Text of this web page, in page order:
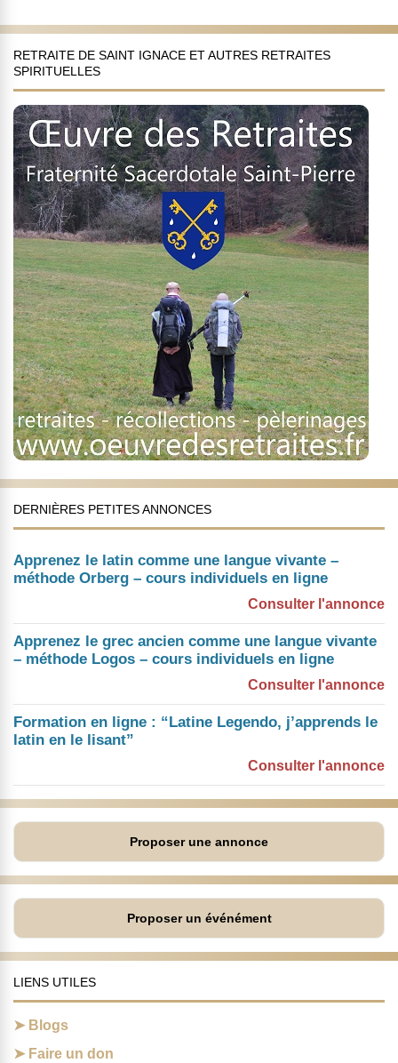
RETRAITE DE SAINT IGNACE ET AUTRES RETRAITES
SPIRITUELLES
DERNIÈRES PETITES ANNONCES
Apprenez le latin comme une langue vivante –
méthode Orberg – cours individuels en ligne
Consulter l'annonce
Apprenez le grec ancien comme une langue vivante
– méthode Logos – cours individuels en ligne
Consulter l'annonce
Formation en ligne : “Latine Legendo, j’apprends le
latin en le lisant”
Consulter l'annonce
Proposer une annonce
Proposer un événément
LIENS UTILES
Blogs
Faire un don